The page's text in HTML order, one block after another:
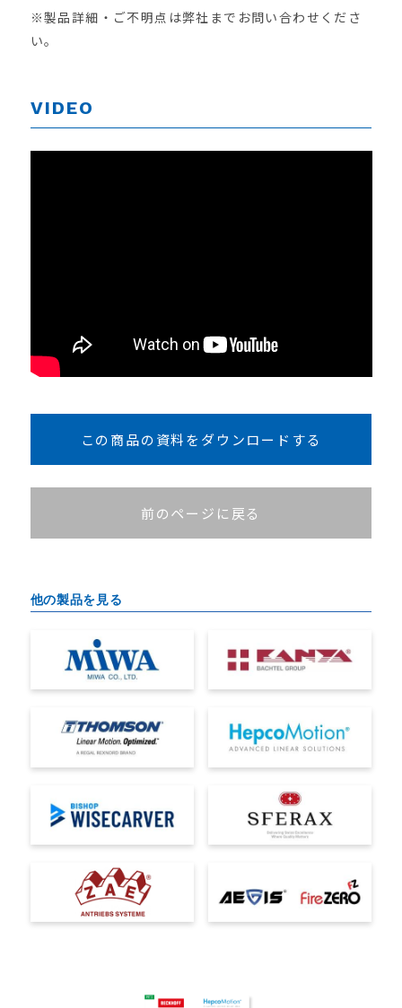
他の製品を見る
※製品詳細・ご不明点は弊社までお問い合わせくださ
い。
VIDEO
前のページに戻る
この商品の資料をダウンロードする